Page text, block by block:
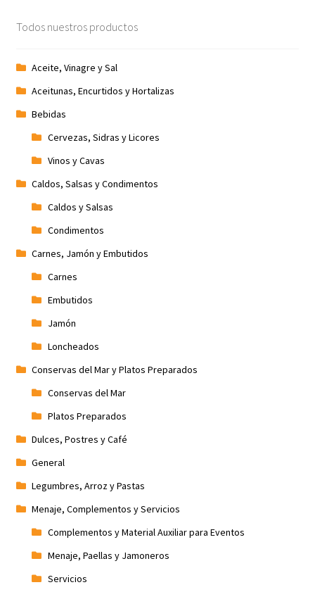
Todos nuestros productos
Aceite, Vinagre y Sal
Aceitunas, Encurtidos y Hortalizas
Bebidas
Cervezas, Sidras y Licores
Vinos y Cavas
Caldos, Salsas y Condimentos
Caldos y Salsas
Condimentos
Carnes, Jamón y Embutidos
Carnes
Embutidos
Jamón
Loncheados
Conservas del Mar y Platos Preparados
Conservas del Mar
Platos Preparados
Dulces, Postres y Café
General
Legumbres, Arroz y Pastas
Menaje, Complementos y Servicios
Complementos y Material Auxiliar para Eventos
Menaje, Paellas y Jamoneros
Servicios